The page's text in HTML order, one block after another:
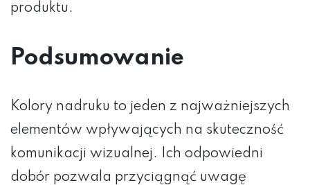
produktu.
Podsumowanie
Kolory nadruku to jeden z najważniejszych
elementów wpływających na skuteczność
komunikacji wizualnej. Ich odpowiedni
dobór pozwala przyciągnąć uwagę